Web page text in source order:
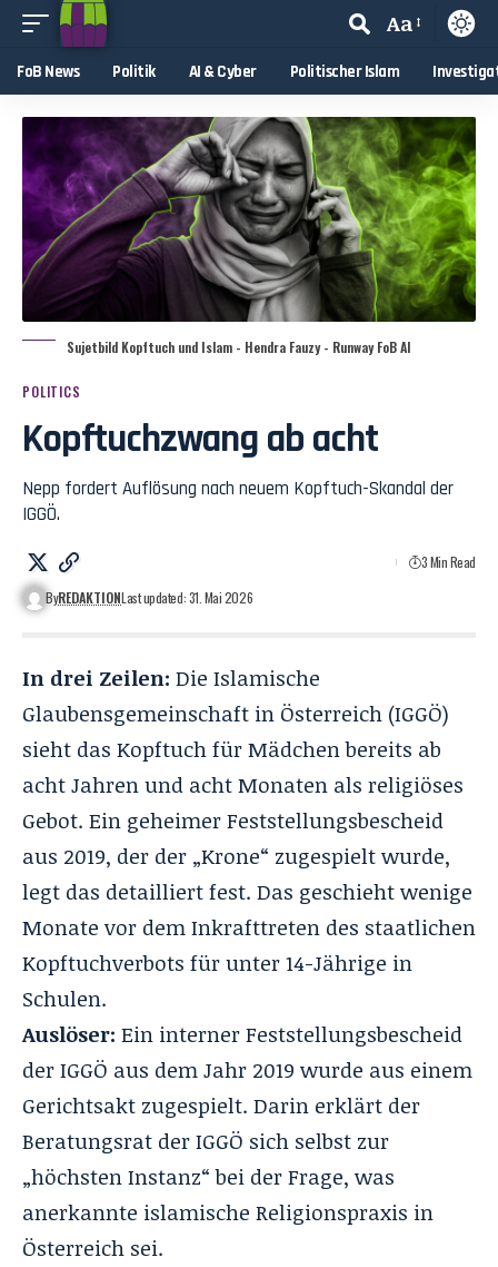
Aa
FoB News Politik AI & Cyber Politischer Islam
Sujetbild Kopftuch und Islam - Hendra Fauzy - Runway FoB AI
POLITICS
Kopftuchzwang ab acht
Nepp fordert Auflösung nach neuem Kopftuch-Skandal der
IGGÖ.
ByREDAKTIONLast updated: 31. Mai 2026
3 Min Read
In drei Zeilen: Die Islamische
Glaubensgemeinschaft in Österreich (IGGÖ)
sieht das Kopftuch für Mädchen bereits ab
acht Jahren und acht Monaten als religiöses
Gebot. Ein geheimer Feststellungsbescheid
aus 2019, der der „Krone“ zugespielt wurde,
legt das detailliert fest. Das geschieht wenige
Monate vor dem Inkrafttreten des staatlichen
Kopftuchverbots für unter 14-Jährige in
Schulen.
Auslöser: Ein interner Feststellungsbescheid
der IGGÖ aus dem Jahr 2019 wurde aus einem
Gerichtsakt zugespielt. Darin erklärt der
Beratungsrat der IGGÖ sich selbst zur
„höchsten Instanz“ bei der Frage, was
anerkannte islamische Religionspraxis in
Österreich sei.